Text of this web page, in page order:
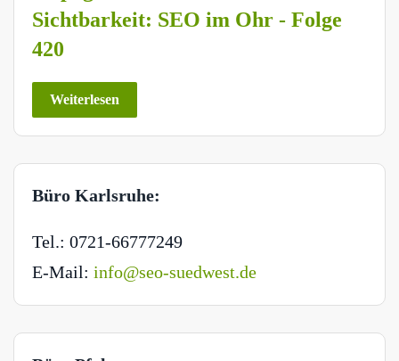
Sichtbarkeit: SEO im Ohr - Folge
420
Weiterlesen
Büro Karlsruhe:
Tel.: 0721-66777249
E-Mail: info@seo-suedwest.de